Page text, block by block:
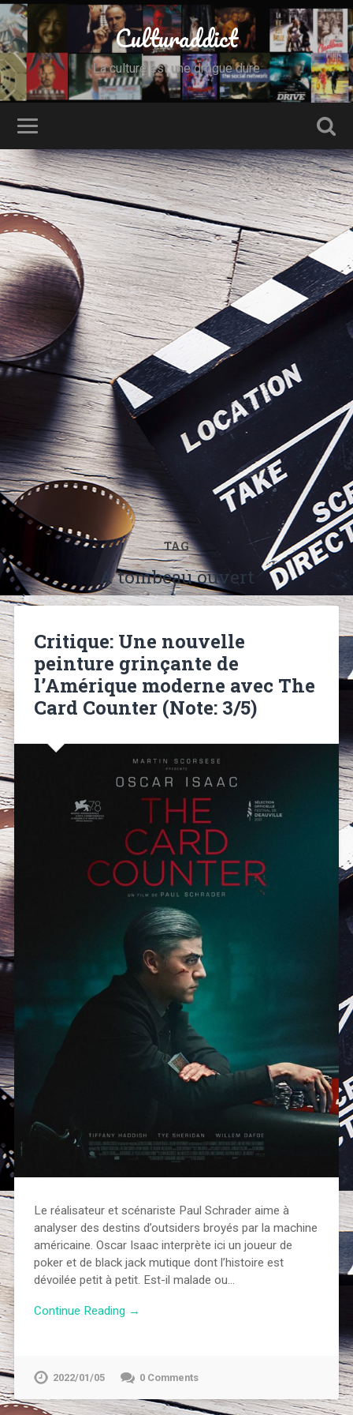
Culturaddict
La culture est une drogue dure
TAG
A tombeau ouvert
Critique: Une nouvelle
peinture grinçante de
l’Amérique moderne avec The
Card Counter (Note: 3/5)
Le réalisateur et scénariste Paul Schrader aime à
analyser des destins d’outsiders broyés par la machine
américaine. Oscar Isaac interprète ici un joueur de
poker et de black jack mutique dont l’histoire est
dévoilée petit à petit. Est-il malade ou…
Continue Reading →
2022/01/05 0 Comments